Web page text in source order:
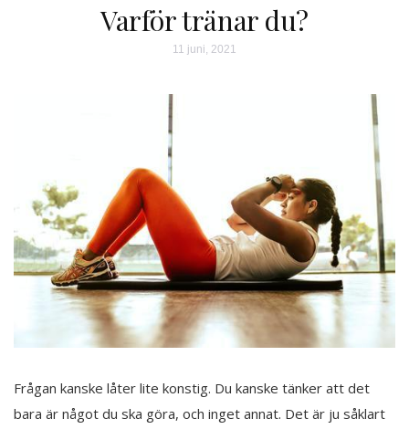
Varför tränar du?
11 juni, 2021
Frågan kanske låter lite konstig. Du kanske tänker att det
bara är något du ska göra, och inget annat. Det är ju såklart